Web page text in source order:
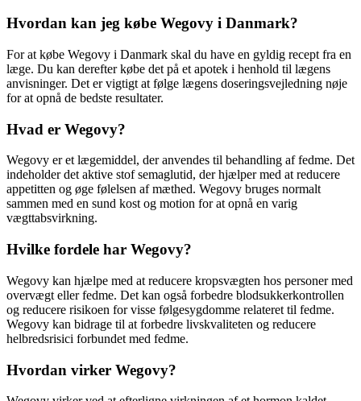
Hvordan kan jeg købe Wegovy i Danmark?
For at købe Wegovy i Danmark skal du have en gyldig recept fra en
læge. Du kan derefter købe det på et apotek i henhold til lægens
anvisninger. Det er vigtigt at følge lægens doseringsvejledning nøje
for at opnå de bedste resultater.
Hvad er Wegovy?
Wegovy er et lægemiddel, der anvendes til behandling af fedme. Det
indeholder det aktive stof semaglutid, der hjælper med at reducere
appetitten og øge følelsen af mæthed. Wegovy bruges normalt
sammen med en sund kost og motion for at opnå en varig
vægttabsvirkning.
Hvilke fordele har Wegovy?
Wegovy kan hjælpe med at reducere kropsvægten hos personer med
overvægt eller fedme. Det kan også forbedre blodsukkerkontrollen
og reducere risikoen for visse følgesygdomme relateret til fedme.
Wegovy kan bidrage til at forbedre livskvaliteten og reducere
helbredsrisici forbundet med fedme.
Hvordan virker Wegovy?